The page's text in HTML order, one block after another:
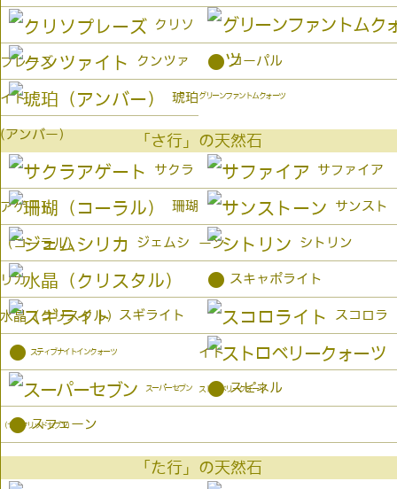
クリソ
プレーズ
グリーンファントムクォーツ
クンツァ
イト
● コーパル
琥珀
(アンバー） 「さ行」の天然石
サクラ
アゲート
サファイア
珊瑚
（コーラル）
サンスト
ーン
ジェムシ
リカ
シトリン
水晶（クリスタル）
● スキャポライト
スギライト スコロラ
イト
● スティブナイトインクォーツ
ストロベリークォーツ
スーパーセブン
（セイクリッドセブン）
● スピネル
● スフェーン
「た行」の天然石